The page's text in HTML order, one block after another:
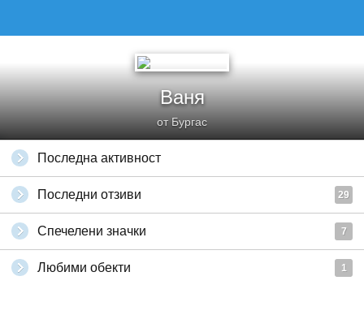
Ваня
от Бургас
Последна активност
Последни отзиви 29
Спечелени значки 7
Любими обекти 1